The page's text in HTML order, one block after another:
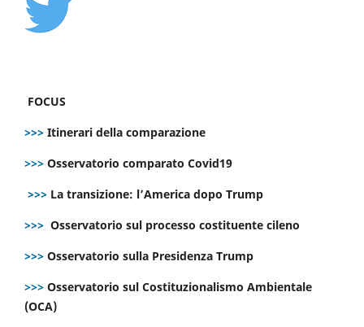
FOCUS
>>> Itinerari della comparazione
>>> Osservatorio comparato Covid19
>>> La transizione: l’America dopo Trump
>>> Osservatorio sul processo costituente cileno
>>> Osservatorio sulla Presidenza Trump
>>> Osservatorio sul Costituzionalismo Ambientale
(OCA)